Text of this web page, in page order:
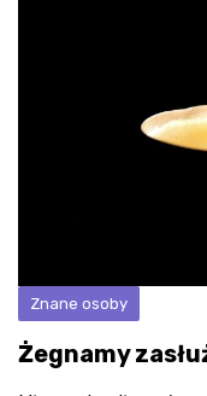
Znane osoby
Żegnamy